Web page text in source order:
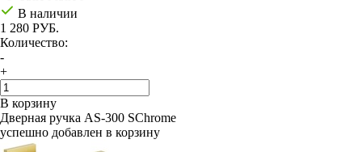
В наличии
1 280 РУБ.
Количество:
-
+
В корзину
Дверная ручка AS-300 SChrome
успешно добавлен в корзину